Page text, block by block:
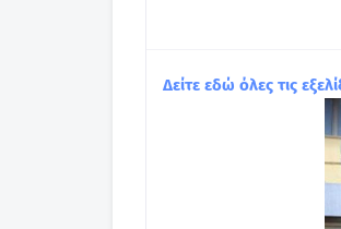
Δείτε εδώ όλες τις